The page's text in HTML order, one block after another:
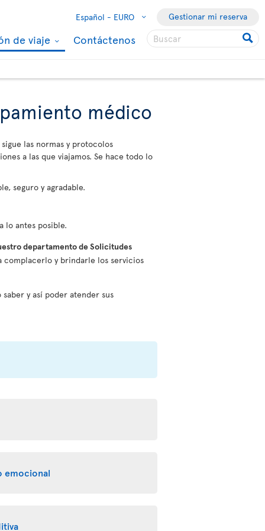
Español - EURO Gestionar mi reserva
de viaje Contáctenos
médico
las normas y protocolos
a las que viajamos. Se hace todo lo
seguro y agradable.
lo antes posible.
departamento de Solicitudes
complacerlo y brindarle los servicios
saber y así poder atender sus
emocional